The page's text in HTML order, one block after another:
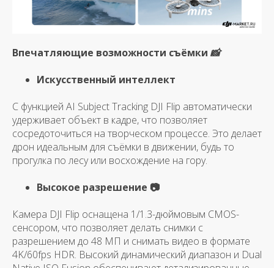
Впечатляющие возможности съёмки 📸
Искусственный интеллект
С функцией AI Subject Tracking DJI Flip автоматически
удерживает объект в кадре, что позволяет
сосредоточиться на творческом процессе. Это делает
дрон идеальным для съёмки в движении, будь то
прогулка по лесу или восхождение на гору.
Высокое разрешение 📷
Камера DJI Flip оснащена 1/1.3-дюймовым CMOS-
сенсором, что позволяет делать снимки с
разрешением до 48 МП и снимать видео в формате
4K/60fps HDR. Высокий динамический диапазон и Dual